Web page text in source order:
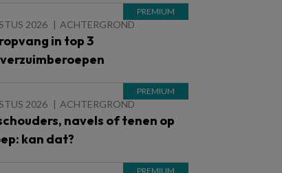
2026 ACHTERGROND
in top 3
2026 ACHTERGROND
navels of tenen op
kan dat?